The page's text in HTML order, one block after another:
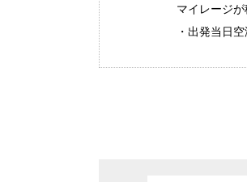
マイレージ
・出発当日